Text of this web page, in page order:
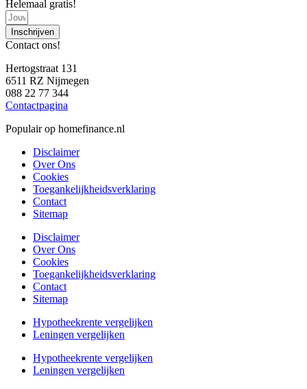
Helemaal gratis!
Inschrijven
Contact ons!
Hertogstraat 131
6511 RZ Nijmegen
088 22 77 344
Contactpagina
Populair op homefinance.nl
Disclaimer
Over Ons
Cookies
Toegankelijkheidsverklaring
Contact
Sitemap
Disclaimer
Over Ons
Cookies
Toegankelijkheidsverklaring
Contact
Sitemap
Hypotheekrente vergelijken
Leningen vergelijken
Hypotheekrente vergelijken
Leningen vergelijken